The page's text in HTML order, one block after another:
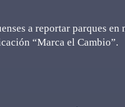
a reportar parques en
“Marca el Cambio”.